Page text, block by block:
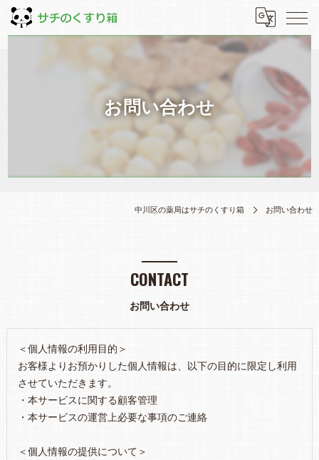
お問い合わせ
中川区の薬局はサチのくすり箱 お問い合わせ
お問い合わせ
CONTACT
＜個人情報の利用目的＞
お客様よりお預かりした個人情報は、以下の目的に限定し利用
させていただきます。
・本サービスに関する顧客管理
・本サービスの運営上必要な事項のご連絡
＜個人情報の提供について＞